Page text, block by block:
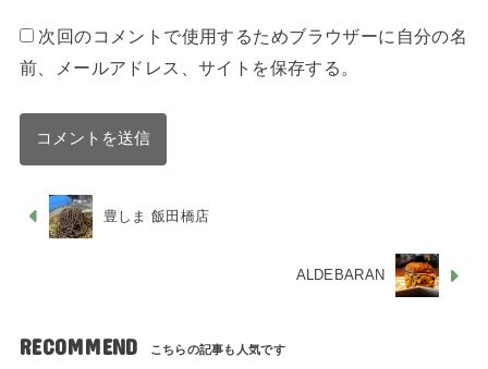
次回のコメントで使用するためブラウザーに自分の名
前、メールアドレス、サイトを保存する。
豊しま 飯田橋店
ALDEBARAN
RECOMMEND